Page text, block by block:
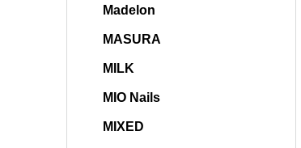
Madelon
MASURA
MILK
MIO Nails
MIXED